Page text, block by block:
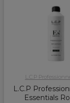
L.C.P
L.C.P
Essentials